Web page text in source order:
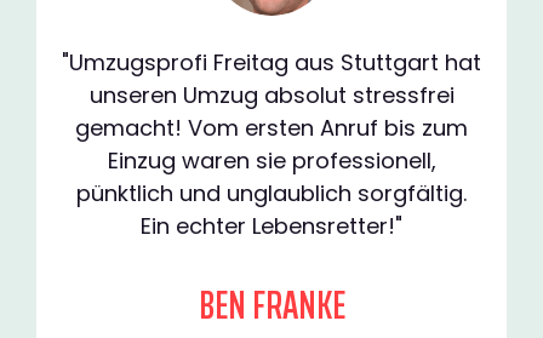
"Umzugsprofi Freitag aus Stuttgart hat
unseren Umzug absolut stressfrei
gemacht! Vom ersten Anruf bis zum
Einzug waren sie professionell,
pünktlich und unglaublich sorgfältig.
Ein echter Lebensretter!"
BEN FRANKE